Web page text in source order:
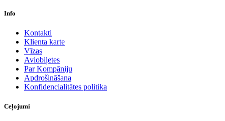
Info
Kontakti
Klienta karte
Vīzas
Aviobiļetes
Par Kompāniju
Apdrošināšana
Konfidencialitātes politika
Ceļojumi